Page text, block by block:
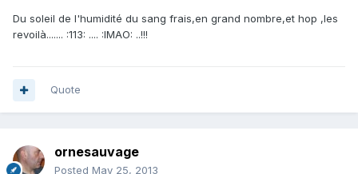
Du soleil de l'humidité du sang frais,en grand nombre,et hop ,les
revoilà....... :113: .... :IMAO: ..!!!
Quote
ornesauvage
Posted May 25, 2013